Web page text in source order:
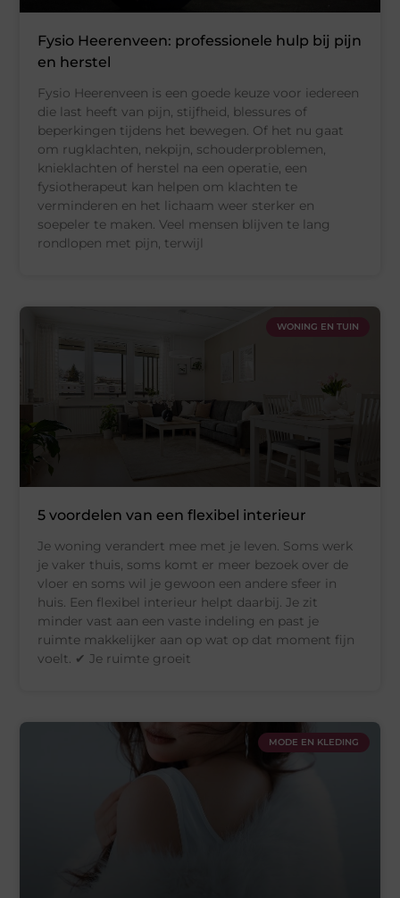
Fysio Heerenveen: professionele hulp bij pijn
en herstel
Fysio Heerenveen is een goede keuze voor iedereen
die last heeft van pijn, stijfheid, blessures of
beperkingen tijdens het bewegen. Of het nu gaat
om rugklachten, nekpijn, schouderproblemen,
knieklachten of herstel na een operatie, een
fysiotherapeut kan helpen om klachten te
verminderen en het lichaam weer sterker en
soepeler te maken. Veel mensen blijven te lang
rondlopen met pijn, terwijl
WONING EN TUIN
5 voordelen van een flexibel interieur
Je woning verandert mee met je leven. Soms werk
je vaker thuis, soms komt er meer bezoek over de
vloer en soms wil je gewoon een andere sfeer in
huis. Een flexibel interieur helpt daarbij. Je zit
minder vast aan een vaste indeling en past je
ruimte makkelijker aan op wat op dat moment fijn
voelt. ✔ Je ruimte groeit
MODE EN KLEDING